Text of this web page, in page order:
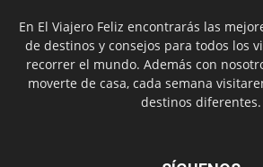
En El Viajero Feliz encontrarás las
de destinos y consejos para todos los
recorrer el mundo. Además con
moverte de casa, cada semana
destinos diferentes.